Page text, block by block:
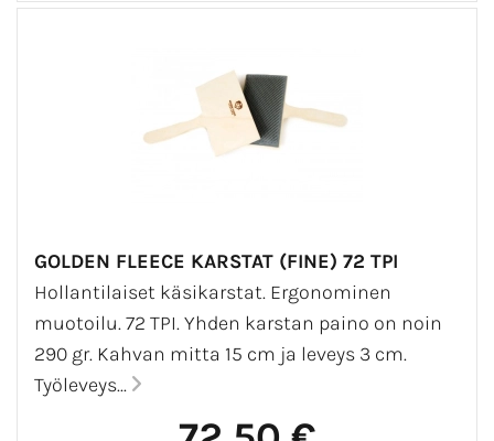
GOLDEN FLEECE KARSTAT (FINE) 72 TPI
Hollantilaiset käsikarstat. Ergonominen
muotoilu. 72 TPI. Yhden karstan paino on noin
290 gr. Kahvan mitta 15 cm ja leveys 3 cm.
Työleveys...